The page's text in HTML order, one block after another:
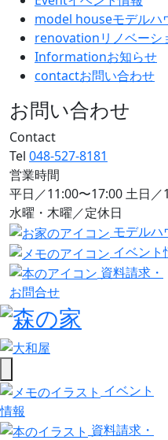
model houseモデルハ
renovationリノベーシ
Informationお知らせ
contactお問い合わせ
お問い合わせ
Contact
Tel 048-527-8181
営業時間
平日／11:00〜17:00 土日／
水曜・木曜／定休日
モデルハ
イベント
資料請求・
お問合せ
イベント
情報
資料請求・